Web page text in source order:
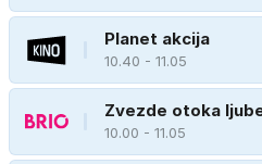
Planet akcija
10.40 - 11.05
Zvezde otoka
10.00 - 11.05